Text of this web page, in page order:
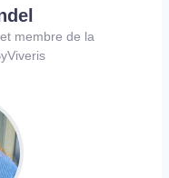
membre de la